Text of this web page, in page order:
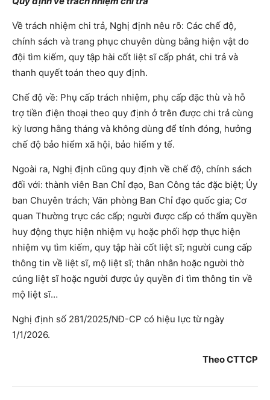
Về trách nhiệm chi trả, Nghị định nêu rõ: Các chế độ,
chính sách và trang phục chuyên dùng bằng hiện vật do
đội tìm kiếm, quy tập hài cốt liệt sĩ cấp phát, chi trả và
thanh quyết toán theo quy định.
Chế độ về: Phụ cấp trách nhiệm, phụ cấp đặc thù và hỗ
trợ tiền điện thoại theo quy định ở trên được chi trả cùng
kỳ lương hằng tháng và không dùng để tính đóng, hưởng
chế độ bảo hiểm xã hội, bảo hiểm y tế.
Ngoài ra, Nghị định cũng quy định về chế độ, chính sách
đối với: thành viên Ban Chỉ đạo, Ban Công tác đặc biệt; Ủy
ban Chuyên trách; Văn phòng Ban Chỉ đạo quốc gia; Cơ
quan Thường trực các cấp; người được cấp có thẩm quyền
huy động thực hiện nhiệm vụ hoặc phối hợp thực hiện
nhiệm vụ tìm kiếm, quy tập hài cốt liệt sĩ; người cung cấp
thông tin về liệt sĩ, mộ liệt sĩ; thân nhân hoặc người thờ
cúng liệt sĩ hoặc người được ủy quyền đi tìm thông tin về
mộ liệt sĩ…
Nghị định số 281/2025/NĐ-CP có hiệu lực từ ngày
1/1/2026.
Theo CTTCP